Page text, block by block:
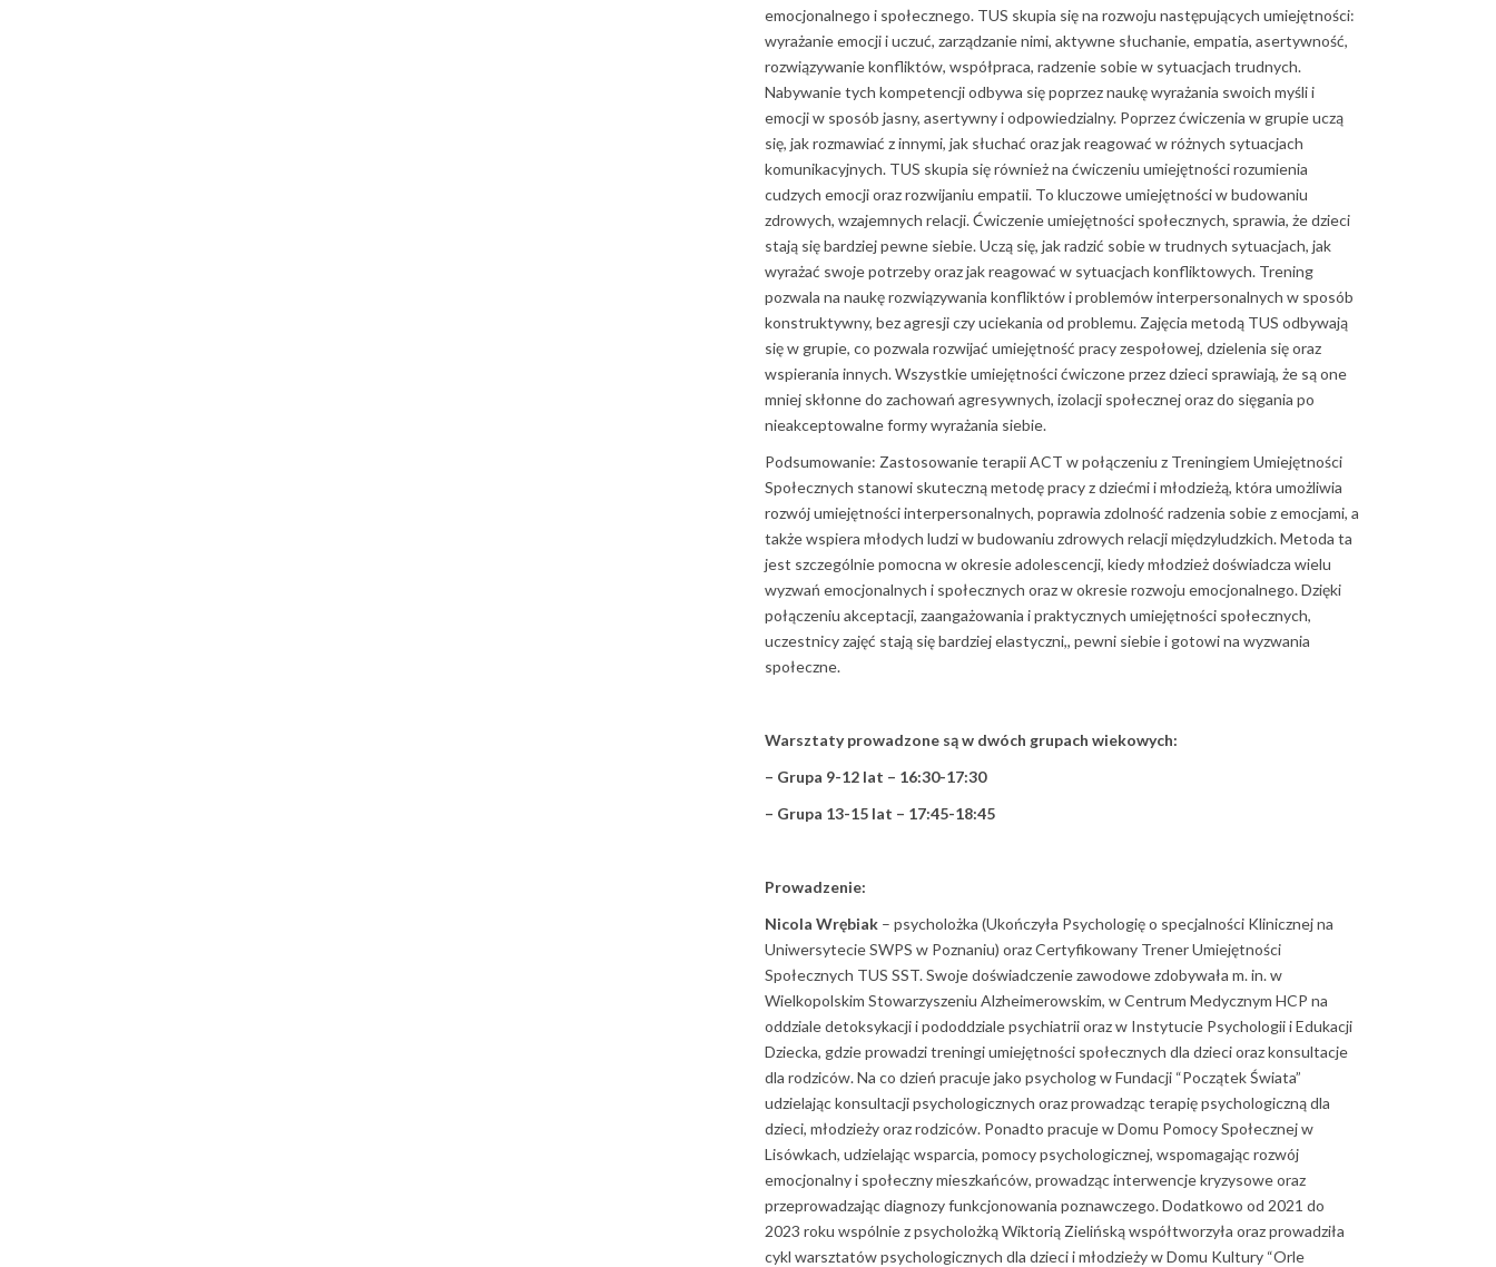
emocjonalnego i społecznego. TUS skupia się na rozwoju następujących umiejętności:
wyrażanie emocji i uczuć, zarządzanie nimi, aktywne słuchanie, empatia, asertywność,
rozwiązywanie konfliktów, współpraca, radzenie sobie w sytuacjach trudnych.
Nabywanie tych kompetencji odbywa się poprzez naukę wyrażania swoich myśli i
emocji w sposób jasny, asertywny i odpowiedzialny. Poprzez ćwiczenia w grupie uczą
się, jak rozmawiać z innymi, jak słuchać oraz jak reagować w różnych sytuacjach
komunikacyjnych. TUS skupia się również na ćwiczeniu umiejętności rozumienia
cudzych emocji oraz rozwijaniu empatii. To kluczowe umiejętności w budowaniu
zdrowych, wzajemnych relacji. Ćwiczenie umiejętności społecznych, sprawia, że dzieci
stają się bardziej pewne siebie. Uczą się, jak radzić sobie w trudnych sytuacjach, jak
wyrażać swoje potrzeby oraz jak reagować w sytuacjach konfliktowych. Trening
pozwala na naukę rozwiązywania konfliktów i problemów interpersonalnych w sposób
konstruktywny, bez agresji czy uciekania od problemu. Zajęcia metodą TUS odbywają
się w grupie, co pozwala rozwijać umiejętność pracy zespołowej, dzielenia się oraz
wspierania innych. Wszystkie umiejętności ćwiczone przez dzieci sprawiają, że są one
mniej skłonne do zachowań agresywnych, izolacji społecznej oraz do sięgania po
nieakceptowalne formy wyrażania siebie.
Podsumowanie: Zastosowanie terapii ACT w połączeniu z Treningiem Umiejętności
Społecznych stanowi skuteczną metodę pracy z dziećmi i młodzieżą, która umożliwia
rozwój umiejętności interpersonalnych, poprawia zdolność radzenia sobie z emocjami, a
także wspiera młodych ludzi w budowaniu zdrowych relacji międzyludzkich. Metoda ta
jest szczególnie pomocna w okresie adolescencji, kiedy młodzież doświadcza wielu
wyzwań emocjonalnych i społecznych oraz w okresie rozwoju emocjonalnego. Dzięki
połączeniu akceptacji, zaangażowania i praktycznych umiejętności społecznych,
uczestnicy zajęć stają się bardziej elastyczni,, pewni siebie i gotowi na wyzwania
społeczne.
Warsztaty prowadzone są w dwóch grupach wiekowych:
– Grupa 9-12 lat – 16:30-17:30
– Grupa 13-15 lat – 17:45-18:45
Prowadzenie:
Nicola Wrębiak – psycholożka (Ukończyła Psychologię o specjalności Klinicznej na
Uniwersytecie SWPS w Poznaniu) oraz Certyfikowany Trener Umiejętności
Społecznych TUS SST. Swoje doświadczenie zawodowe zdobywała m. in. w
Wielkopolskim Stowarzyszeniu Alzheimerowskim, w Centrum Medycznym HCP na
oddziale detoksykacji i pododdziale psychiatrii oraz w Instytucie Psychologii i Edukacji
Dziecka, gdzie prowadzi treningi umiejętności społecznych dla dzieci oraz konsultacje
dla rodziców. Na co dzień pracuje jako psycholog w Fundacji “Początek Świata”
udzielając konsultacji psychologicznych oraz prowadząc terapię psychologiczną dla
dzieci, młodzieży oraz rodziców. Ponadto pracuje w Domu Pomocy Społecznej w
Lisówkach, udzielając wsparcia, pomocy psychologicznej, wspomagając rozwój
emocjonalny i społeczny mieszkańców, prowadząc interwencje kryzysowe oraz
przeprowadzając diagnozy funkcjonowania poznawczego. Dodatkowo od 2021 do
2023 roku wspólnie z psycholożką Wiktorią Zielińską współtworzyła oraz prowadziła
cykl warsztatów psychologicznych dla dzieci i młodzieży w Domu Kultury “Orle